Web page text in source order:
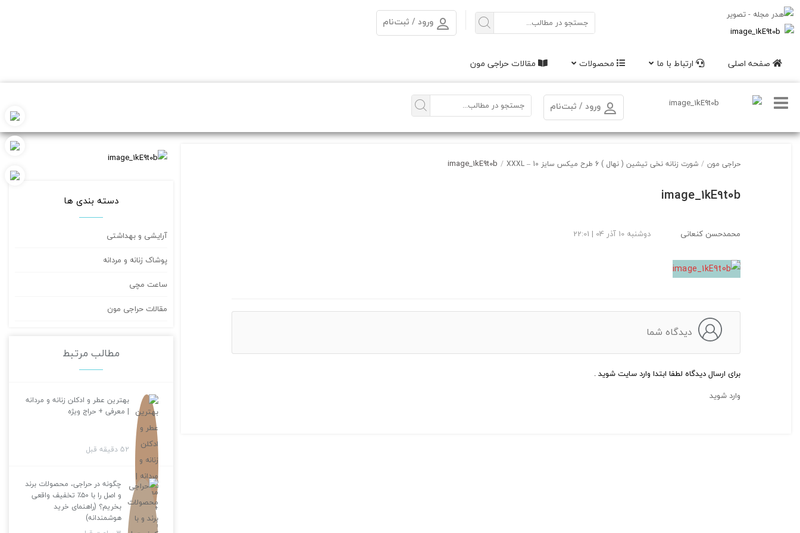
ورود / ثبت‌نام
صفحه اصلی ارتباط با ما محصولات مقالات حراجی مون
ورود / ثبت‌نام
حراجی مون / شورت زنانه نخی تیشین ( نهال ) 6 طرح میکس سایز XXXL – 10 /
image_1kE9t0b
image_1kE9t0b
محمدحسن کنعانی دوشنبه 10 آذر 04 | 22:01
دیدگاه شما
برای ارسال دیدگاه لطفا ابتدا وارد سایت شوید .
وارد شوید
دسته بندی ها
آرایشی و بهداشتی
پوشاک زنانه و مردانه
ساعت مچی
مقالات حراجی مون
مطالب مرتبط
بهترین عطر و ادکلن زنانه و مردانه
| معرفی + حراج ویژه
52 دقیقه قبل
چگونه در حراجی، محصولات برند
و اصل را با ۵۰٪ تخفیف واقعی
بخریم؟ (راهنمای خرید
هوشمندانه)